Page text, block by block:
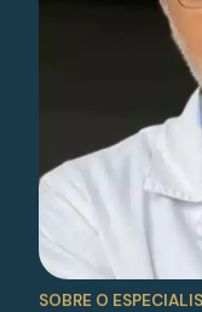
SOBRE O